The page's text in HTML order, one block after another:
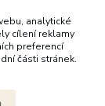
analytické
cílení reklamy
preferencí
části stránek.